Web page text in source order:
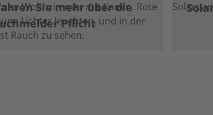
Sie mehr über die
Pflicht